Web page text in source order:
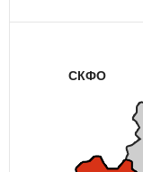
СКФО